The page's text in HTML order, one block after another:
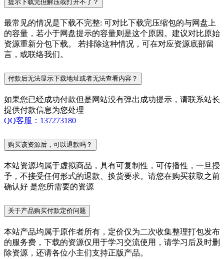
提示下载完但解压或打开不了？
最常见的情况是下载不完整: 可对比下载完压缩包的与网盘上
的容量，若小于网盘提示的容量则是这个原因。建议对比原始
资源重新分包下载。 若排除这种情况，可在对应资源底部留
言，或联络我们。
付款后无法显示下载地址或者无法查看内容？
如果您已经成功付款但是网站没有弹出成功提示，请联系站长
提供付款信息为您处理
QQ客服：137273180
购买该资源后，可以退款吗？
本站资源均属于虚拟商品，具有可复制性，可传播性，一旦授
予，不接受任何形式的退款、换货要求。请您在购买获取之前
确认好 是您所需要的资源
关于产品购买付款定价问题
本站产品均属于原作者所有，定价仅为二次收集整理打包发布
的服务费，下载的资源仅用于学习交流使用，请学习后及时删
除资源，还请各位小主们支持正版产品。